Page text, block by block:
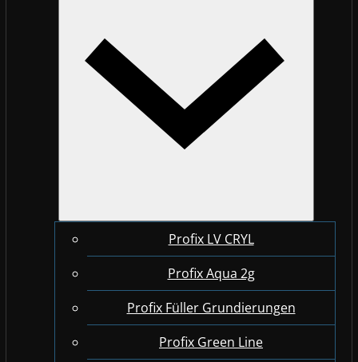
Profix LV CRYL
Profix Aqua 2g
Profix Füller Grundierungen
Profix Green Line